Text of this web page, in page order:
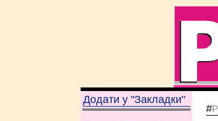
Додати у "Закладки"
#